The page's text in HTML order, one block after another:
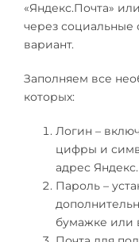
«Яндекс.Почта»
через социальные
вариант.
Заполняем все
которых:
Логин –
цифры и
адрес
Пароль –
бумажке или